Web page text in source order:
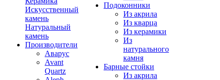
Искусственный
камень
Натуральный
камень
Производители
Аварус
Avant
Quartz
Подоконники
Из акрила
Из кварца
Из керамики
Из
натурального
камня
Барные стойки
Из акрила